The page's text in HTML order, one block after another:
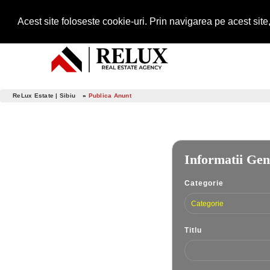
Acest site foloseste cookie-uri. Prin navigarea pe acest
ReLux Estate | Sibiu » Publica Anunt
Informatii
Categorie
Categorie
Titlu